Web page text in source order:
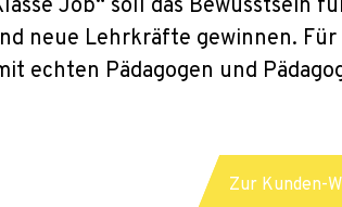
Job“ soll das Bewusstsein
neue Lehrkräfte gewinnen.
echten Pädagogen und
Zur Kunden-